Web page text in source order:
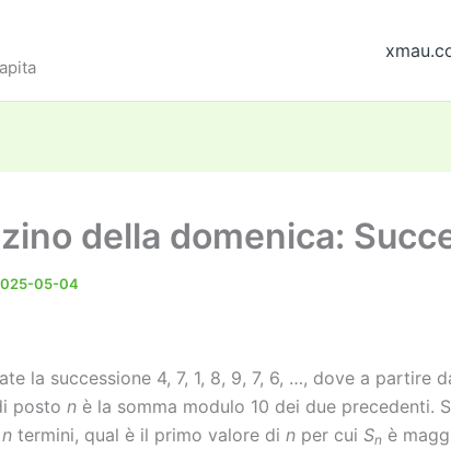
della domenica:
05-04
la successione 4, 7, 1, 8, 9, 7, 6, …, dove a partire
posto n è la somma modulo 10 dei due precedenti.
n termini, qual è il primo valore di n per cui Sn è